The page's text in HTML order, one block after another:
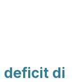
deficit di